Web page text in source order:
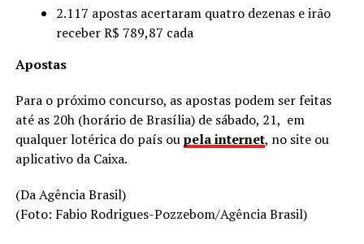
2.117 apostas acertaram quatro dezenas e irão
receber R$ 789,87 cada
Apostas
Para o próximo concurso, as apostas podem ser feitas
até as 20h (horário de Brasília) de sábado, 21, em
qualquer lotérica do país oupela internet, no site ou
aplicativo da Caixa.
(Da Agência Brasil)
(Foto: Fabio Rodrigues-Pozzebom/Agência Brasil)